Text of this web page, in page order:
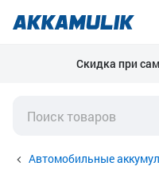
Скидка при
Автомобильные